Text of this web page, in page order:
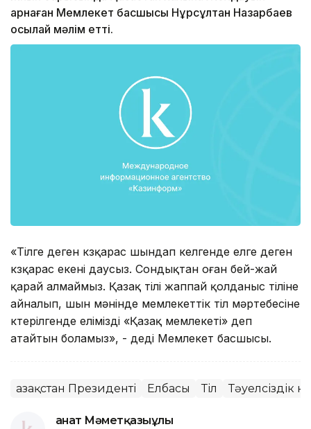
арнаған Мемлекет басшысы Нұрсұлтан Назарбаев
осылай мәлім етті.
«Тілге деген көзқарас шындап келгенде елге деген
көзқарас екені даусыз. Сондықтан оған бей-жай
қарай алмаймыз. Қазақ тілі жаппай қолданыс тіліне
айналып, шын мәнінде мемлекеттік тіл мәртебесіне
көтерілгенде елімізді «Қазақ мемлекеті» деп
атайтын боламыз», - деді Мемлекет басшысы.
Қазақстан Президенті Елбасы Тіл Тәуелсіздік
Қанат Мәметқазыұлы